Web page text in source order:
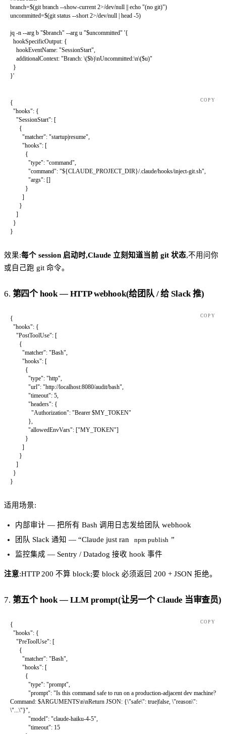
branch=$(git branch --show-current 2>/dev/null echo "(no git)")
uncommitted=$(git status --short 2>/dev/null head -5)
jq -n --arg b "$branch" --arg u "$uncommitted" '{
  hookSpecificOutput: {
    hookEventName: "SessionStart",
    additionalContext: "Branch: \($b)\nUncommitted:\n\($u)"
  }
}'
{
  "hooks"
: {
    "SessionStart"
: [
      {
        "matcher"
: "startup|resume"
        "hooks"
: [
          {
            "type"
: "command"
            "command"
: "${CLAUDE_PROJECT_DIR}/.claude/hooks/inject-git.sh"
            "args"
: []
          }
        ]
      }
    ]
  }
}
COPY
效果:每个 session 启动时,Claude 立刻知道当前 git 状态,不用问你
或自己跑 git 命令。
6. 第四个 hook — HTTP webhook(给团队 / 给 Slack 推)
{
  "hooks"
: {
    "PostToolUse"
: [
      {
        "matcher"
: "Bash"
        "hooks"
: [
          {
            "type"
: "http"
            "url"
: "http://localhost:8080/audit/bash"
            "timeout"
: 5
            "headers"
: {
              "Authorization"
: "Bearer $MY_TOKEN"
            },
            "allowedEnvVars"
: ["MY_TOKEN"]
          }
        ]
      }
    ]
  }
}
COPY
适用场景:
内部审计 — 把所有 Bash 调用日志发给团队 webhook
团队 Slack 通知 — “Claude just ran
npm publish ”
监控集成 — Sentry / Datadog 接收 hook 事件
注意:HTTP 200 不算 block;要 block 必须返回 200 + JSON 拒绝。
7. 第五个 hook — LLM prompt(让另一个 Claude 当审查员)
{
  "hooks"
: {
    "PreToolUse"
: [
      {
        "matcher"
: "Bash"
        "hooks"
: [
          {
            "type"
: "prompt"
            "prompt"
: "Is this command safe to run on a production-adjacent dev machine?
Command: $ARGUMENTS\n\nReturn JSON: {\"safe\": true|false, \"reason\"
\"
\"}"
            "model"
: "claude-haiku-4-5"
            "timeout"
: 15
COPY